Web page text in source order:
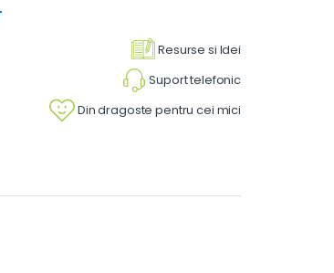
Resurse si Idei
Suport telefonic
Din dragoste pentru cei mici